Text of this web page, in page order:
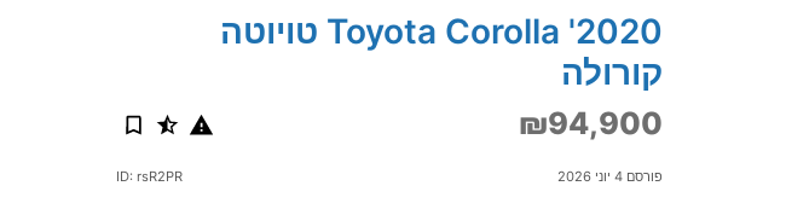
2020' Toyota Corolla טויוטה
קורולה
₪94,900
פורסם 4 יוני 2026 ID: rsR2PR